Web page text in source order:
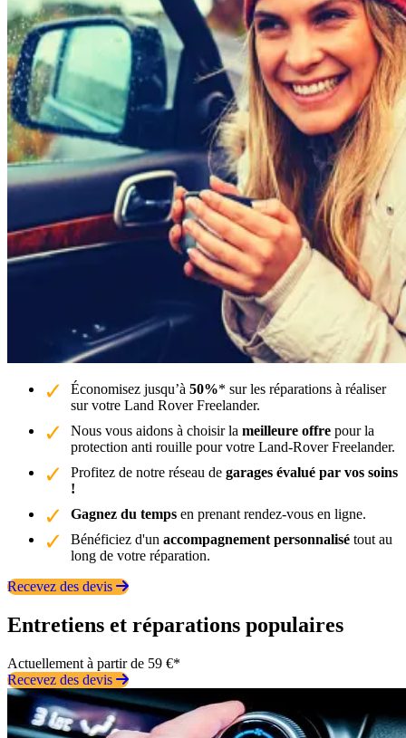
Économisez jusqu’à 50%* sur les réparations à réaliser
sur votre Land Rover Freelander.
Nous vous aidons à choisir la meilleure offre pour la
protection anti rouille pour votre Land-Rover Freelander.
Profitez de notre réseau de garages évalué par vos soins
!
Gagnez du temps en prenant rendez-vous en ligne.
Bénéficiez d'un accompagnement personnalisé tout au
long de votre réparation.
Recevez des devis
Entretiens et réparations populaires
Actuellement à partir de 59 €*
Recevez des devis